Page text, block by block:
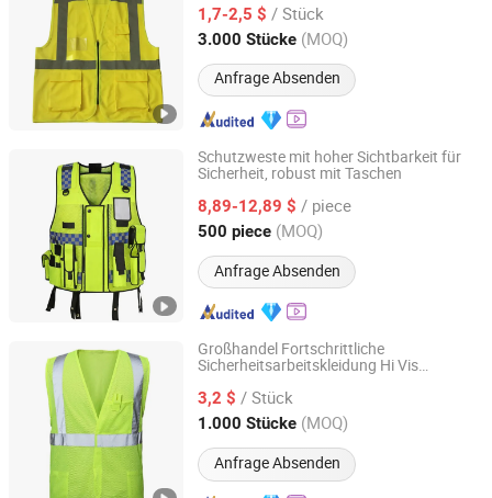
Ingenieur Sicherheits reflektierende
Sicherheitsweste
1,7-2,5 $ / Stück
3.000 Stücke (MOQ)
Anfrage Absenden
Heilongjiang, China Seit 2022
Schutzweste mit hoher Sichtbarkeit für
Sicherheit, robust mit Taschen
8,89-12,89 $ / piece
500 piece (MOQ)
Anfrage Absenden
Shenyang Sunnytex Apparel Co., Ltd.
Liaoning, China Seit 2016
Großhandel Fortschrittliche
Sicherheitsarbeitskleidung Hi Vis
3,2 $ / Stück
1.000 Stücke (MOQ)
Anfrage Absenden
Ningbo Leaders Imp. & Exp. Co., Ltd.
Zhejiang, China Seit 2024